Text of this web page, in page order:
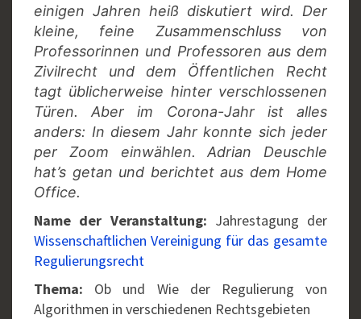
einigen Jahren heiß diskutiert wird. Der
kleine, feine Zusammenschluss von
Professorinnen und Professoren aus dem
Zivilrecht und dem Öffentlichen Recht
tagt üblicherweise hinter verschlossenen
Türen. Aber im Corona-Jahr ist alles
anders: In diesem Jahr konnte sich jeder
per Zoom einwählen. Adrian Deuschle
hat’s getan und berichtet aus dem Home
Office.
Name der Veranstaltung: Jahrestagung der
Wissenschaftlichen Vereinigung für das gesamte
Regulierungsrecht
Thema: Ob und Wie der Regulierung von
Algorithmen in verschiedenen Rechtsgebieten